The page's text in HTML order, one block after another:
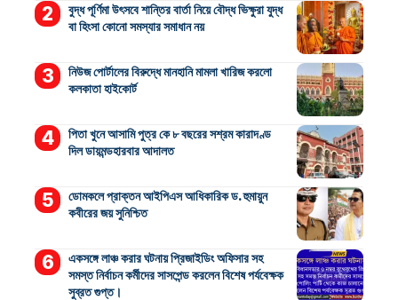
বুদ্ধ পূর্ণিমা উৎসবে শান্তির বার্তা নিয়ে বৌদ্ধ ভিক্ষুরা যুদ্ধ
বা হিংসা কোনো সমস্যার সমাধান নয়
নিউজ পোর্টালের বিরুদ্ধে মানহানি মামলা খারিজ করলো
কলকাতা হাইকোর্ট
পিতা খুনে আসামি পুত্র কে ৮ বছরের সশ্রম কারাদণ্ড
দিল ডায়মন্ডহারবার আদালত
ডোমকলে প্রাক্তন আইপিএস আধিকারিক ড. হুমায়ুন
কবীরের জয় সুনিশ্চিত
একসঙ্গে লাঞ্চ করার ঘটনায় প্রিজাইডিং অফিসার সহ
সমস্ত নির্বাচন কর্মীদের সাসপেন্ড করলেন বিশেষ পর্যবেক্ষক
সুব্রত গুপ্ত।